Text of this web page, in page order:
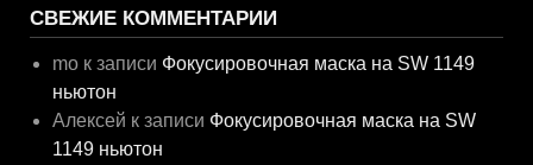
СВЕЖИЕ КОММЕНТАРИИ
mo к записи Фокусировочная маска на SW 1149
ньютон
Алексей к записи Фокусировочная маска на SW
1149 ньютон